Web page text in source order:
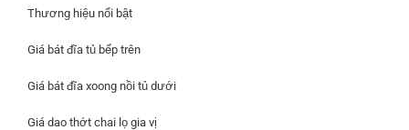
Thương hiệu nổi bật
Giá bát đĩa tủ bếp trên
Giá bát đĩa xoong nồi tủ dưới
Giá dao thớt chai lọ gia vị